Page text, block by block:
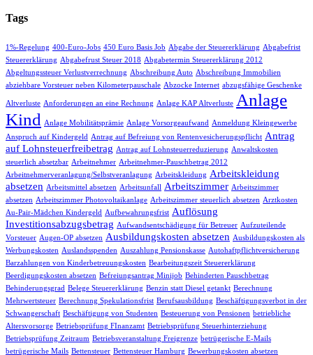
Tags
1%-Regelung 400-Euro-Jobs 450 Euro Basis Job Abgabe der Steuererklärung Abgabefrist
Steuererklärung Abgabefrust Steuer 2018 Abgabetermin Steuererklärung 2012
Abgeltungssteuer Verlustverrechnung Abschreibung Auto Abschreibung Immobilien
abziehbare Vorsteuer neben Kilometerpauschale Abzocke Internet abzugsfähige Geschenke
Altverluste Anforderungen an eine Rechnung Anlage KAP Altverluste Anlage
Kind
Anlage Mobilitätsprämie Anlage Vorsorgeaufwand
Anmeldung Kleingewerbe
Anspruch auf Kindergeld
Antrag auf Befreiung von Rentenvesicherungspflicht Antrag
auf Lohnsteuerfreibetrag Antrag auf Lohnsteuerreduzierung Anwaltskosten
steuerlich absetzbar Arbeitnehmer Arbeitnehmer-Pauschbetrag 2012
Arbeitnehmerveranlagung/Selbstveranlagung Arbeitskleidung Arbeitskleidung
absetzen Arbeitsmittel absetzen Arbeitsunfall Arbeitszimmer Arbeitszimmer
absetzen Arbeitszimmer Photovoltaikanlage Arbeitszimmer steuerlich absetzen Arztkosten
Au-Pair-Mädchen Kindergeld
Aufbewahrungsfrist Auflösung
Investitionsabzugsbetrag Aufwandsentschädigung für Betreuer Aufzuteilende
Vorsteuer Augen-OP absetzen Ausbildungskosten absetzen Ausbildungskosten als
Werbungskosten Auslandsspenden Auszahlung Pensionskasse Autohaftpflichtversicherung
Barzahlungen von Kinderbetreuungskosten Bearbeitungszeit Steuererklärung
Beerdigungskosten absetzen Befreiungsantrag Minijob Behinderten Pauschbetrag
Behinderungsgrad Belege Steuererklärung Benzin statt Diesel getankt Berechnung
Mehrwertsteuer Berechnung Spekulationsfrist Berufsausbildung Beschäftigungsverbot in der
Schwangerschaft Beschäftigung von Studenten Besteuerung von Pensionen betriebliche
Altersvorsorge Betriebsprüfung FInanzamt Betriebsprüfung Steuerhinterziehung
Betriebsprüfung Zeitraum Betriebsveranstaltung Freigrenze betrügerische E-Mails
betrügerische Mails Bettensteuer Bettensteuer Hamburg Bewerbungskosten absetzen